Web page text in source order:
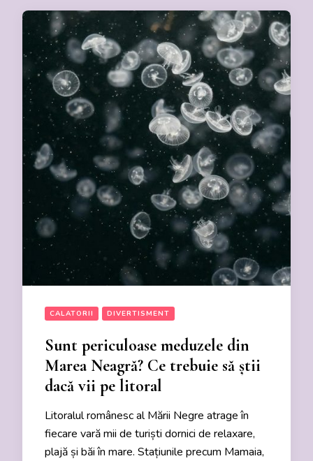
CALATORII DIVERTISMENT
Sunt periculoase meduzele din
Marea Neagră? Ce trebuie să știi
dacă vii pe litoral
Litoralul românesc al Mării Negre atrage în
fiecare vară mii de turiști dornici de relaxare,
plajă și băi în mare. Stațiunile precum Mamaia,